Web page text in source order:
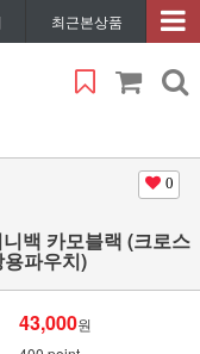
최근본상품
0
백 카모블랙 (크로스
파우치)
43,000원